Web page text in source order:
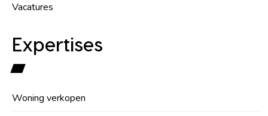
Vacatures
Expertises
Woning verkopen